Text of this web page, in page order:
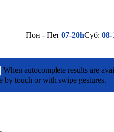
Пон - Пет 07-20hСуб: 08-
When autocomplete results are
by touch or with swipe gestures.